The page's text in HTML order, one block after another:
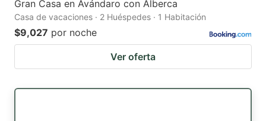
Gran Casa en Avándaro con Alberca
Casa de vacaciones · 2 Huéspedes · 1 Habitación
$9,027 por noche
Ver oferta